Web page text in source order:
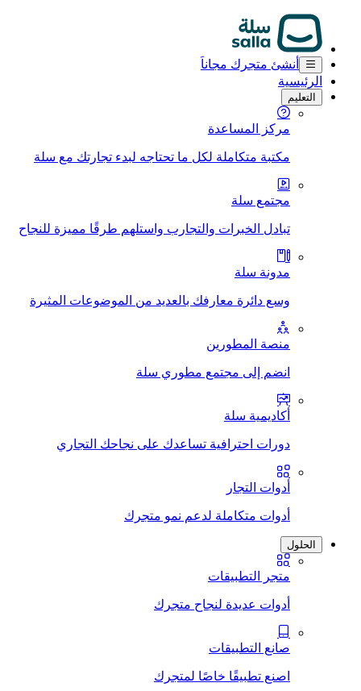
أنشئ متجرك مجاناَ
الرئيسية
التعليم
مركز المساعدة
مكتبة متكاملة لكل ما تحتاجه لبدء تجارتك مع سلة
مجتمع سلة
تبادل الخبرات والتجارب واستلهم طرقًا مميزة للنجاح
مدونة سلة
وسع دائرة معارفك بالعديد من الموضوعات المثيرة
منصة المطورين
انضم إلى مجتمع مطوري سلة
أكاديمية سلة
دورات احترافية تساعدك على نجاحك التجاري
أدوات التجار
أدوات متكاملة لدعم نمو متجرك
الحلول
متجر التطبيقات
أدوات عديدة لنجاح متجرك
صانع التطبيقات
اصنع تطبيقًا خاصًا لمتجرك